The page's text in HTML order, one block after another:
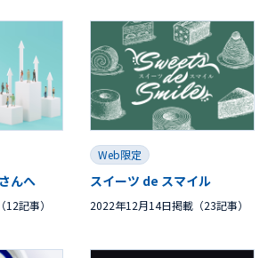
んへ
記事）
Web限定
スイーツ de スマイル
2022年12月14日掲載（23記事）